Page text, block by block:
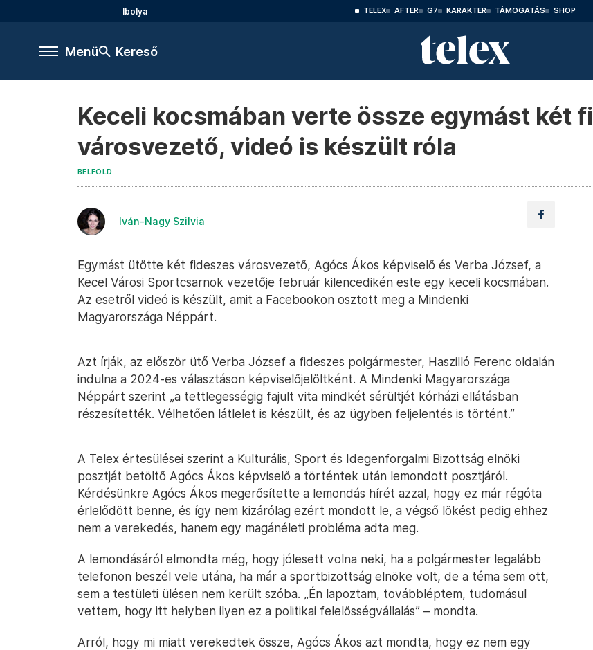
Ibolya TELEX AFTER G7 KARAKTER TÁMOGATÁS SHOP
Menü Kereső
Keceli kocsmában verte össze egymást két
városvezető, videó is készült róla
BELFÖLD
Iván-Nagy Szilvia
Egymást ütötte két fideszes városvezető, Agócs Ákos képviselő és Verba József, a
Kecel Városi Sportcsarnok vezetője február kilencedikén este egy keceli kocsmában.
Az esetről videó is készült, amit a Facebookon osztott meg a Mindenki
Magyarországa Néppárt.
Azt írják, az először ütő Verba József a fideszes polgármester, Haszilló Ferenc oldalán
indulna a 2024-es választáson képviselőjelöltként. A Mindenki Magyarországa
Néppárt szerint „a tettlegességig fajult vita mindkét sérültjét kórházi ellátásban
részesítették. Vélhetően látlelet is készült, és az ügyben feljelentés is történt.”
A Telex értesülései szerint a Kulturális, Sport és Idegenforgalmi Bizottság elnöki
posztját betöltő Agócs Ákos képviselő a történtek után lemondott posztjáról.
Kérdésünkre Agócs Ákos megerősítette a lemondás hírét azzal, hogy ez már régóta
érlelődött benne, és így nem kizárólag ezért mondott le, a végső lökést pedig ehhez
nem a verekedés, hanem egy magánéleti probléma adta meg.
A lemondásáról elmondta még, hogy jólesett volna neki, ha a polgármester legalább
telefonon beszél vele utána, ha már a sportbizottság elnöke volt, de a téma sem ott,
sem a testületi ülésen nem került szóba. „Én lapoztam, továbbléptem, tudomásul
vettem, hogy itt helyben ilyen ez a politikai felelősségvállalás” – mondta.
Arról, hogy mi miatt verekedtek össze, Agócs Ákos azt mondta, hogy ez nem egy